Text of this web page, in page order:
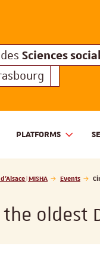
des Sciences
ET DES HUMANITÉS
PLATFORMS
des
| MISHA Events
oldest